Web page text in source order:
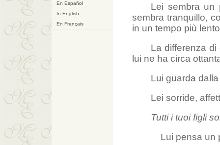
En Español
In English
En Français
Lei sembra un
sembra tranquillo,
in un tempo più
La differenza
lui ne ha circa
Lui guarda
Lei sorride,
Tutti i tuoi figli
Lui pensa un